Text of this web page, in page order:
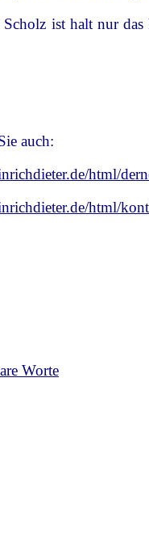
ist halt nur
auch:
html/
html/
Worte